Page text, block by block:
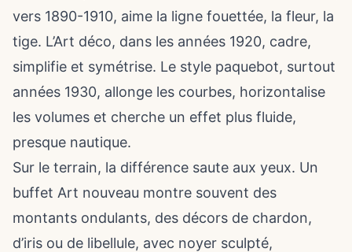
vers 1890-1910, aime la ligne fouettée, la fleur, la
tige. L’Art déco, dans les années 1920, cadre,
simplifie et symétrise. Le style paquebot, surtout
années 1930, allonge les courbes, horizontalise
les volumes et cherche un effet plus fluide,
presque nautique.
Sur le terrain, la différence saute aux yeux. Un
buffet Art nouveau montre souvent des
montants ondulants, des décors de chardon,
d’iris ou de libellule, avec noyer sculpté,